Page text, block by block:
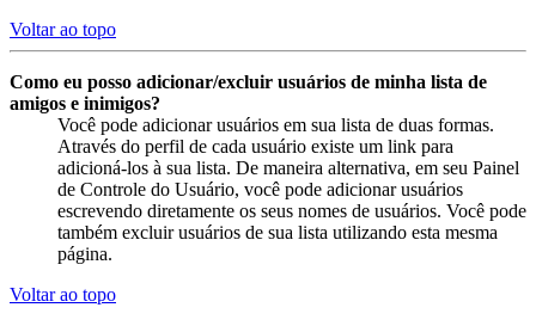
Voltar ao topo
Como eu posso adicionar/excluir usuários de minha lista de
amigos e inimigos?
Você pode adicionar usuários em sua lista de duas formas.
Através do perfil de cada usuário existe um link para
adicioná-los à sua lista. De maneira alternativa, em seu Painel
de Controle do Usuário, você pode adicionar usuários
escrevendo diretamente os seus nomes de usuários. Você pode
também excluir usuários de sua lista utilizando esta mesma
página.
Voltar ao topo